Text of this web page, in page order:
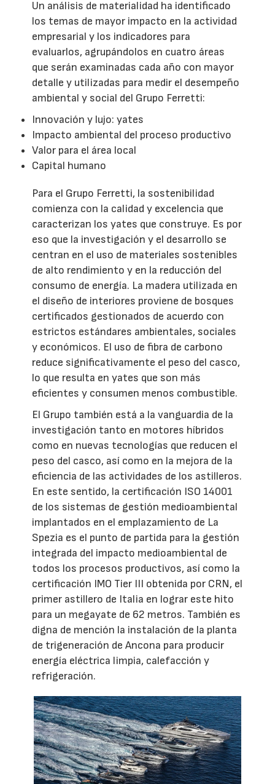
Un análisis de materialidad ha identificado
los temas de mayor impacto en la actividad
empresarial y los indicadores para
evaluarlos, agrupándolos en cuatro áreas
que serán examinadas cada año con mayor
detalle y utilizadas para medir el desempeño
ambiental y social del Grupo Ferretti:
Innovación y lujo: yates
Impacto ambiental del proceso productivo
Valor para el área local
Capital humano
Para el Grupo Ferretti, la sostenibilidad
comienza con la calidad y excelencia que
caracterizan los yates que construye. Es por
eso que la investigación y el desarrollo se
centran en el uso de materiales sostenibles
de alto rendimiento y en la reducción del
consumo de energía. La madera utilizada en
el diseño de interiores proviene de bosques
certificados gestionados de acuerdo con
estrictos estándares ambientales, sociales
y económicos. El uso de fibra de carbono
reduce significativamente el peso del casco,
lo que resulta en yates que son más
eficientes y consumen menos combustible.
El Grupo también está a la vanguardia de la
investigación tanto en motores híbridos
como en nuevas tecnologías que reducen el
peso del casco, así como en la mejora de la
eficiencia de las actividades de los astilleros.
En este sentido, la certificación ISO 14001
de los sistemas de gestión medioambiental
implantados en el emplazamiento de La
Spezia es el punto de partida para la gestión
integrada del impacto medioambiental de
todos los procesos productivos, así como la
certificación IMO Tier III obtenida por CRN, el
primer astillero de Italia en lograr este hito
para un megayate de 62 metros. También es
digna de mención la instalación de la planta
de trigeneración de Ancona para producir
energía eléctrica limpia, calefacción y
refrigeración.